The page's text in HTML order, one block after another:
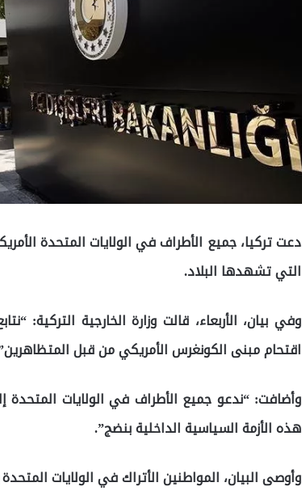
دعت تركيا، جميع الأطراف في الولايات المتحدة
التي تشهدها البلاد.
وفي بيان، الأربعاء، قالت وزارة الخارجية التركية:
اقتحام مبنى الكونغرس الأمريكي من قبل
وأضافت: “ندعو جميع الأطراف في الولايات المتحدة
هذه الأزمة السياسية الداخلية بنضج”.
وأوصى البيان، المواطنين الأتراك في الولايات